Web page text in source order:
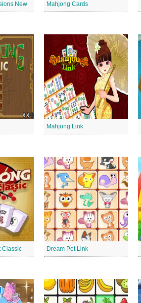
New Mahjong Cards
Mahjong Link
Classic Dream Pet Link